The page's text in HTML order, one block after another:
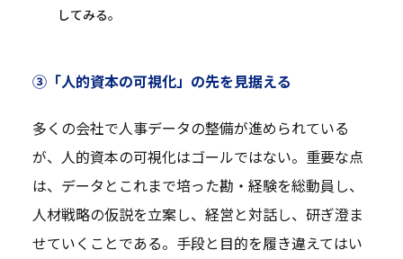
してみる。
③「人的資本の可視化」の先を見据える
多くの会社で人事データの整備が進められている
が、人的資本の可視化はゴールではない。重要な点
は、データとこれまで培った勘・経験を総動員し、
人材戦略の仮説を立案し、経営と対話し、研ぎ澄ま
せていくことである。手段と目的を履き違えてはい